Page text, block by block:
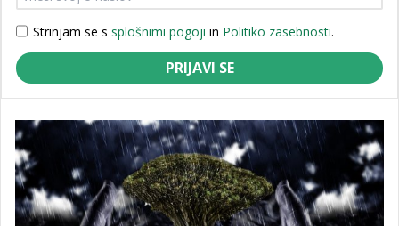
Strinjam se s splošnimi pogoji in Politiko zasebnosti.
PRIJAVI SE